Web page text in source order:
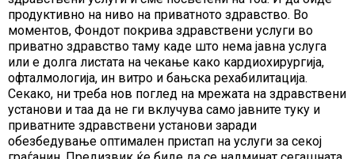
продуктивно на ниво на приватното здравство. Во
моментов, Фондот покрива здравствени услуги во
приватно здравство таму каде што нема јавна услуга
или е долга листата на чекање како кардиохирургија,
офталмологија, ин витро и бањска рехабилитација.
Секако, ни треба нов поглед на мрежата на здравствени
установи и таа да не ги вклучува само јавните туку и
приватните здравствени установи заради
обезбедување оптимален пристап на услуги за секој